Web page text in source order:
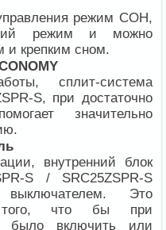
режим СОН,
режим и можно
и крепким сном.
сплит-система
S, при достаточно
значительно
внутренний блок
S / SRC25ZSPR-S
Это
того, что бы при
было включить или